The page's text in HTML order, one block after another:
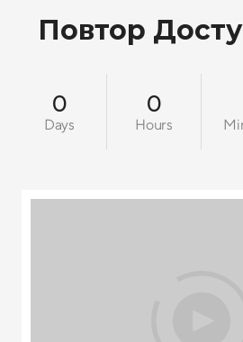
Повтор
0
Days
0
Hours